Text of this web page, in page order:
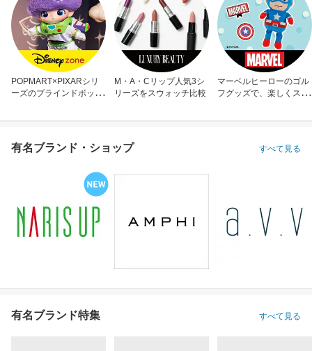
POPMART×PIXARシリ
ーズのブラインドボック
M・A・Cリップ人気3シ
リーズをスウォッチ比較
マーベルヒーローのゴル
フグッズで、楽しくスコ
有名ブランド・ショップ すべて見る
有名ブランド特集 すべて見る